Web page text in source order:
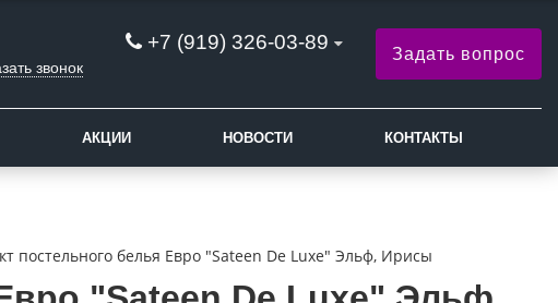
+7 (919) 326-03-89
звонок
Задать вопрос
АКЦИИ НОВОСТИ КОНТАКТЫ
постельного белья Евро "Sateen De Luxe" Эльф, Ирисы